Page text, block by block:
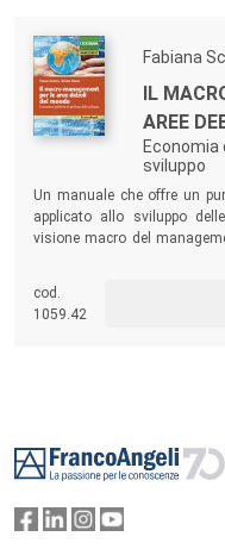
Fabiana
IL
AREE
Economia
sviluppo
Un manuale che offre un
applicato allo sviluppo
visione macro del
di programmazione e
anche per manager, quadri
sviluppo delle aree deboli
cod.
1059.42